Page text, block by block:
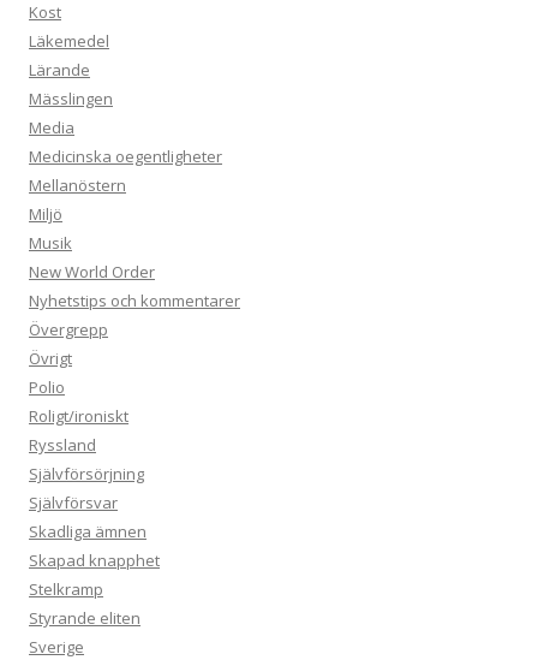
Kost
Läkemedel
Lärande
Mässlingen
Media
Medicinska oegentligheter
Mellanöstern
Miljö
Musik
New World Order
Nyhetstips och kommentarer
Övergrepp
Övrigt
Polio
Roligt/ironiskt
Ryssland
Självförsörjning
Självförsvar
Skadliga ämnen
Skapad knapphet
Stelkramp
Styrande eliten
Sverige